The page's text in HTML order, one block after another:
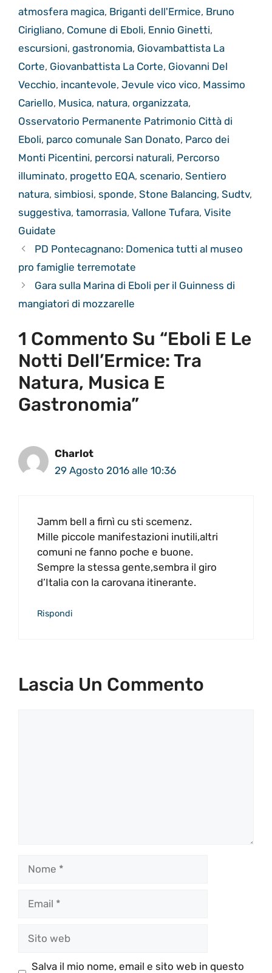
atmosfera magica, Briganti dell'Ermice, Bruno
Cirigliano, Comune di Eboli, Ennio Ginetti,
escursioni, gastronomia, Giovambattista La
Corte, Giovanbattista La Corte, Giovanni Del
Vecchio, incantevole, Jevule vico vico, Massimo
Cariello, Musica, natura, organizzata,
Osservatorio Permanente Patrimonio Città di
Eboli, parco comunale San Donato, Parco dei
Monti Picentini, percorsi naturali, Percorso
illuminato, progetto EQA, scenario, Sentiero
natura, simbiosi, sponde, Stone Balancing, Sudtv,
suggestiva, tamorrasia, Vallone Tufara, Visite
Guidate
PD Pontecagnano: Domenica tutti al museo
pro famiglie terremotate
Gara sulla Marina di Eboli per il Guinness di
mangiatori di mozzarelle
1 Commento Su “Eboli E Le
Notti Dell’Ermice: Tra
Natura, Musica E
Gastronomia”
Charlot
29 Agosto 2016 alle 10:36
Jamm bell a firnì cu sti scemenz.
Mille piccole manifestazioni inutili,altri
comuni ne fanno poche e buone.
Sempre la stessa gente,sembra il giro
d’Italia con la carovana itinerante.
Rispondi
Lascia Un Commento
web
Salva il mio nome, email e sito web in questo